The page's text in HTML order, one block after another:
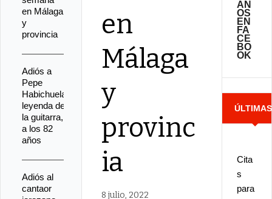
en
Málaga
y
provinc
ia
8 julio, 2022
AN
OS
EN
FA
CE
BO
OK
ÚLTIMAS
Cita
s
para
en Málaga
y
provincia
Adiós a
Pepe
Habichuela,
leyenda de
la guitarra,
a los 82
años
Adiós al
cantaor